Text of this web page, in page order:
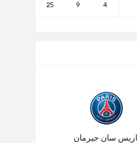
4
9
25
سان جيرمان